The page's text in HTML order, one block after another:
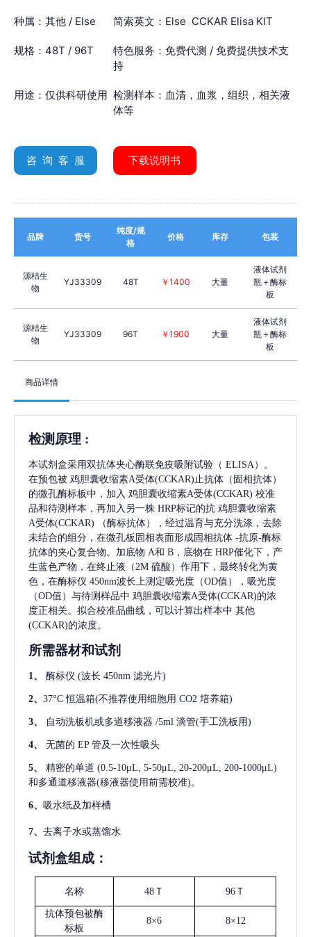
种属：其他 / Else 简索英文：Else CCKAR Elisa KIT
规格：48T / 96T
特色服务：免费代测 / 免费提供技术支
持
用途：仅供科研使用 检测样本：血清，血浆，组织，相关液
体等
咨 询 客 服 下载说明书
品牌 货号
纯度/规
格
价格 库存 包装
源桔生
物
YJ33309 48T ￥1400 大量
液体试剂
瓶＋酶标
板
源桔生
物
YJ33309 96T ￥1900 大量
液体试剂
瓶＋酶标
板
商品详情
检测原理 :
本试剂盒采用双抗体夹心酶联免疫吸附试验（ ELISA）。
在预包被 鸡胆囊收缩素A受体(CCKAR)止抗体（固相抗体）
的微孔酶标板中，加入 鸡胆囊收缩素A受体(CCKAR) 校准
品和待测样本，再加入另一株 HRP标记的抗 鸡胆囊收缩素
A受体(CCKAR)
（酶标抗体），经过温育与充分洗涤，去除
未结合的组分，在微孔板固相表面形成固相抗体 -抗原-酶标
抗体的夹心复合物。加底物 A和 B，底物在 HRP催化下，产
生蓝色产物，在终止液（2M 硫酸）作用下，最终转化为黄
色，在酶标仪 450nm波长上测定吸光度（OD值），吸光度
（OD值）与待测样品中 鸡胆囊收缩素A受体(CCKAR)的浓
度正相关。拟合校准品曲线，可以计算出样本中 其他
(CCKAR)的浓度。
所需器材和试剂
1、 酶标仪 (波长 450nm 滤光片)
2、 37°C 恒温箱(不推荐使用细胞用 CO2 培养箱)
3、 自动洗板机或多道移液器 /5ml 滴管(手工洗板用)
4、 无菌的 EP 管及一次性吸头
5、 精密的单道 (0.5-10μL, 5-50μL, 20-200μL, 200-1000μL)
和多通道移液器(移液器使用前需校准)。
6、 吸水纸及加样槽
7、 去离子水或蒸馏水
试剂盒组成：
名称 48Ｔ 96Ｔ
抗体预包被酶
标板
8×6 8×12